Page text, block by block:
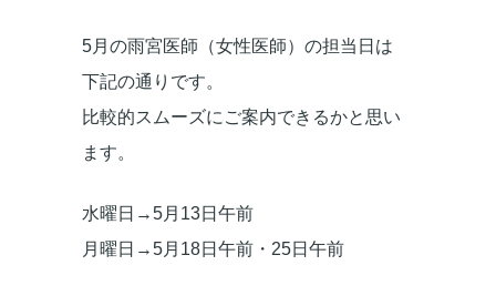
5月の雨宮医師（女性医師）の担当日は
下記の通りです。
比較的スムーズにご案内できるかと思い
ます。
水曜日→5月13日午前
月曜日→5月18日午前・25日午前